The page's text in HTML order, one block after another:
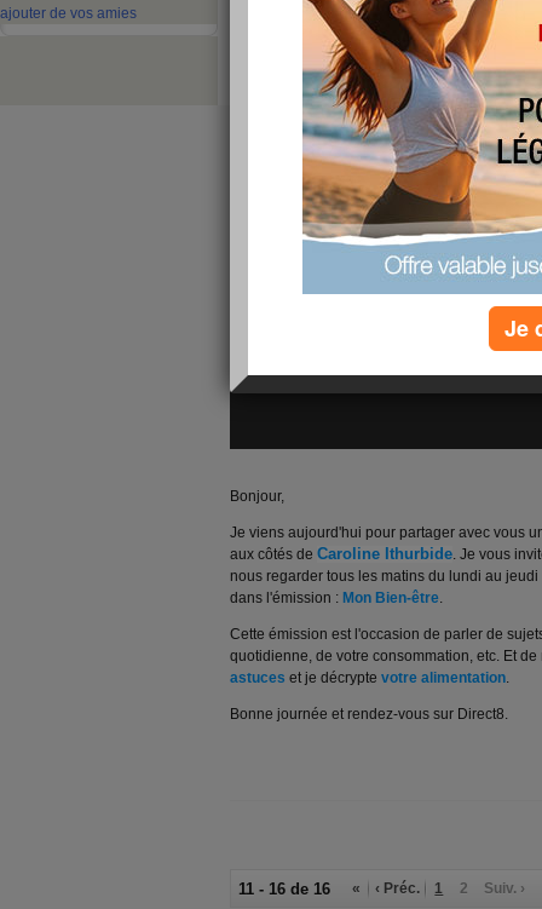
ajouter de vos amies
"Mon Bien-être"
publié le 04/10/2011 à 10:37
Bonjour,
Je viens aujourd'hui pour partager avec vous
aux côtés de Caroline Ithurbide. Je vous
nous regarder tous les matins du lundi au
dans l'émission : Mon Bien-être.
Cette émission est l'occasion de parler de
quotidienne, de votre consommation, etc. Et
astuces et je décrypte votre alimentation.
Bonne journée et rendez-vous sur Direct8.
11 - 16 de 16 « ‹ Préc. 1 2 Suiv. ›
Je